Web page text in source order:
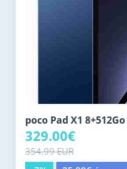
poco Pad X1
329.00€
354.99 EUR